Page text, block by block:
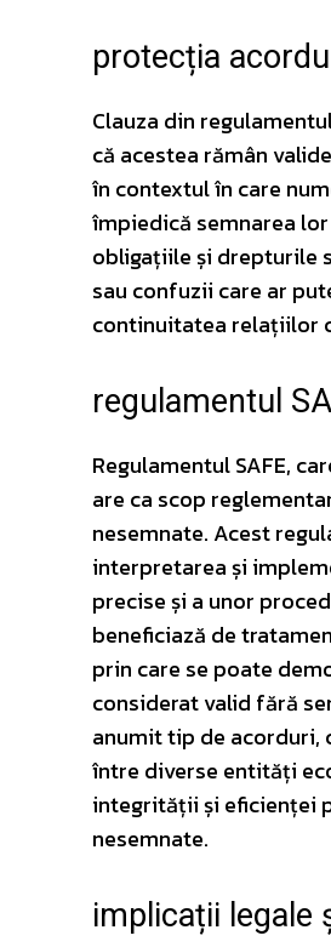
protecția
Clauza din
că acestea rămân
în contextul în care
împiedică semnarea
obligațiile și drepturile
sau confuzii care ar
continuitatea relațiilor
regulamentul
Regulamentul SAFE,
are ca scop
nesemnate. Acest
interpretarea și
precise și a unor
beneficiază de
prin care se poate
considerat valid fără
anumit tip de acorduri,
între diverse entități
integrității și eficienței
nesemnate.
implicații legale